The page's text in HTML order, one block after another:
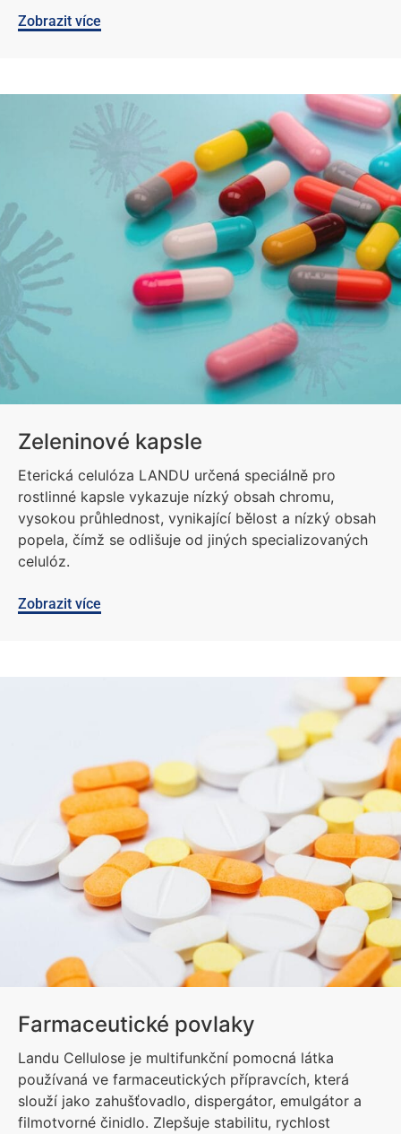
Zobrazit více
Zeleninové kapsle
Eterická celulóza LANDU určená speciálně pro
rostlinné kapsle vykazuje nízký obsah chromu,
vysokou průhlednost, vynikající bělost a nízký obsah
popela, čímž se odlišuje od jiných specializovaných
celulóz.
Zobrazit více
Farmaceutické povlaky
Landu Cellulose je multifunkční pomocná látka
používaná ve farmaceutických přípravcích, která
slouží jako zahušťovadlo, dispergátor, emulgátor a
filmotvorné činidlo. Zlepšuje stabilitu, rychlost